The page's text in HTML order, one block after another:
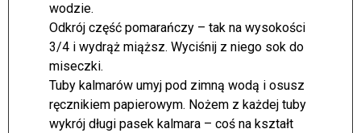
wodzie.
Odkrój część pomarańczy – tak na wysokości
3/4 i wydrąż miąższ. Wyciśnij z niego sok do
miseczki.
Tuby kalmarów umyj pod zimną wodą i osusz
ręcznikiem papierowym. Nożem z każdej tuby
wykrój długi pasek kalmara – coś na kształt